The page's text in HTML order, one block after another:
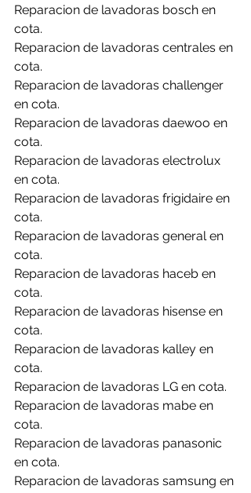
Reparacion de lavadoras bosch en
cota.
Reparacion de lavadoras centrales en
cota.
Reparacion de lavadoras challenger
en cota.
Reparacion de lavadoras daewoo en
cota.
Reparacion de lavadoras electrolux
en cota.
Reparacion de lavadoras frigidaire en
cota.
Reparacion de lavadoras general en
cota.
Reparacion de lavadoras haceb en
cota.
Reparacion de lavadoras hisense en
cota.
Reparacion de lavadoras kalley en
cota.
Reparacion de lavadoras LG en cota.
Reparacion de lavadoras mabe en
cota.
Reparacion de lavadoras panasonic
en cota.
Reparacion de lavadoras samsung en